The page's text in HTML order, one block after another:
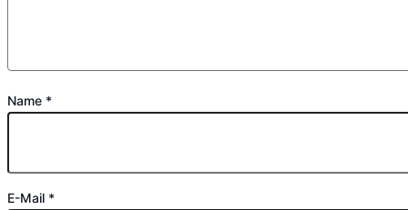
Name *
E-Mail *